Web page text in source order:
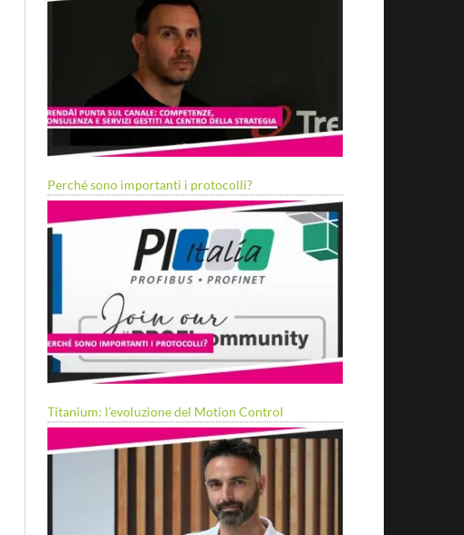
Perché sono importanti i protocolli?
Titanium: l’evoluzione del Motion Control